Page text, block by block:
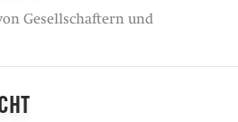
Gesellschaftern und